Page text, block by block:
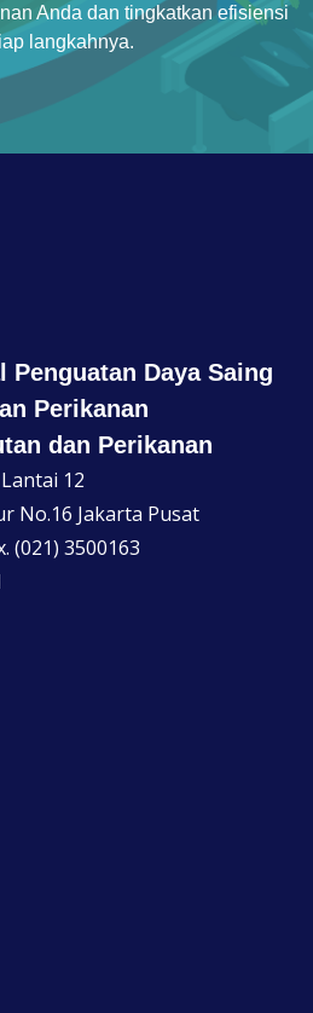
Anda dan tingkatkan efisiensi
langkahnya.
Penguatan Daya Saing
Perikanan
dan Perikanan
12
No.16 Jakarta Pusat
(021) 3500163